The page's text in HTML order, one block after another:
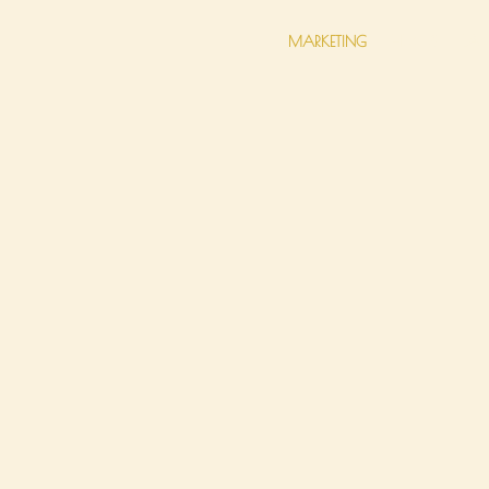
MARKETING